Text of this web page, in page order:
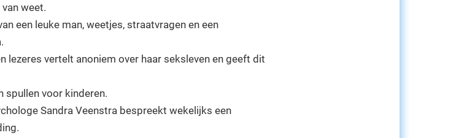
weet.
een leuke man, weetjes, straatvragen en een
lezeres vertelt anoniem over haar seksleven en geeft dit
spullen voor kinderen.
Sandra Veenstra bespreekt wekelijks een